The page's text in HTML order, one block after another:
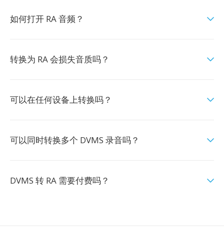
如何打开 RA 音频？
转换为 RA 会损失音质吗？
可以在任何设备上转换吗？
可以同时转换多个 DVMS 录音吗？
DVMS 转 RA 需要付费吗？